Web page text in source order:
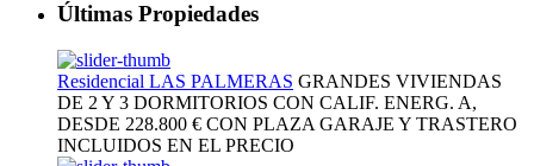
Últimas Propiedades
Residencial LAS PALMERAS GRANDES VIVIENDAS
DE 2 Y 3 DORMITORIOS CON CALIF. ENERG. A,
DESDE 228.800 € CON PLAZA GARAJE Y TRASTERO
INCLUIDOS EN EL PRECIO